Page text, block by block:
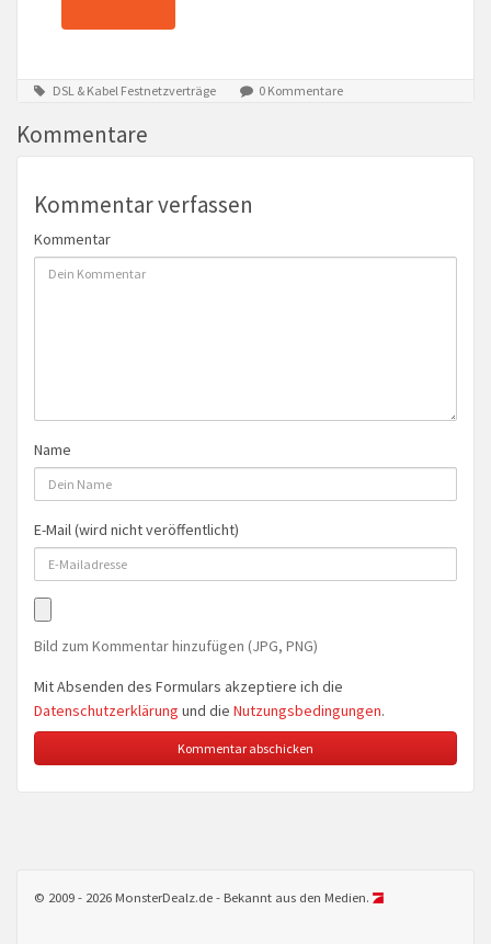
DSL & Kabel Festnetzverträge 0 Kommentare
Kommentare
Kommentar verfassen
Kommentar
Name
E-Mail (wird nicht veröffentlicht)
Bild zum Kommentar hinzufügen (JPG, PNG)
Mit Absenden des Formulars akzeptiere ich die
Datenschutzerklärung und die Nutzungsbedingungen.
© 2009 - 2026 MonsterDealz.de - Bekannt aus den Medien.